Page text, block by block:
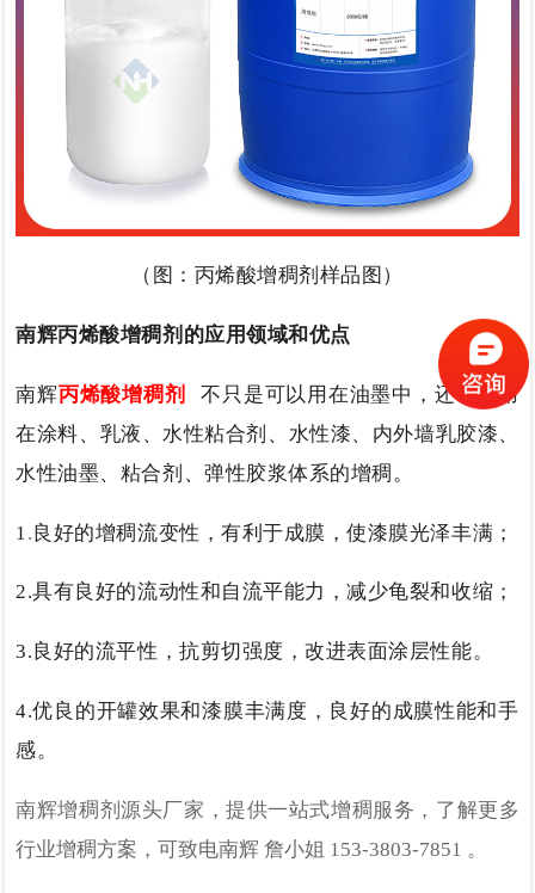
（图：丙烯酸增稠剂样品图）
南辉丙烯酸增稠剂的应用领域和优点
南辉丙烯酸增稠剂
不只是可以用在油墨中，还可以用
在涂料、乳液、水性粘合剂、水性漆、内外墙乳胶漆、
水性油墨、粘合剂、弹性胶浆体系的增稠 。
1 .良好的增稠流变性，有利于成膜，使漆膜光泽丰满；
2.具有良好的流动性和自流平能力，减少龟裂和收缩；
3. 良好的流平性，抗剪切强度，改进表面涂层性能。
4.优良的开罐效果和漆膜丰满度，良好的成膜性能和手
感。
南辉增稠剂源头厂家，提供一站式增稠服务，了解更多
行业增稠方案，可致电南辉 詹小姐 153-3803-7851 。